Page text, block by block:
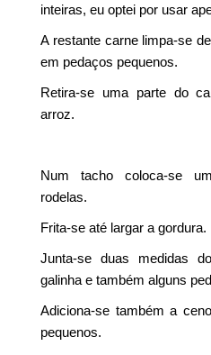
inteiras, eu optei por usar
A restante carne limpa-se
em pedaços pequenos.
Retira-se uma parte do
arroz.
Num tacho coloca-se
rodelas.
Frita-se até largar a gordura.
Junta-se duas medidas
galinha e também alguns
Adiciona-se também a
pequenos.